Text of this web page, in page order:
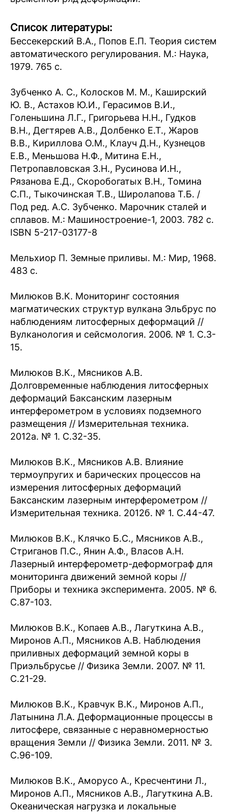
Список литературы:
Бессекерский В.А., Попов Е.П. Теория систем
автоматического регулирования. М.: Наука,
1979. 765 с.
Зубченко А. С., Колосков М. М., Каширский
Ю. В., Астахов Ю.И., Герасимов В.И.,
Голеньшина Л.Г., Григорьева Н.Н., Гудков
В.Н., Дегтярев А.В., Долбенко Е.Т., Жаров
В.В., Кириллова О.М., Клауч Д.Н., Кузнецов
Е.В., Меньшова Н.Ф., Митина Е.Н.,
Петропавловская З.Н., Русинова И.Н.,
Рязанова Е.Д., Скоробогатых В.Н., Томина
С.П., Тыкочинская Т.В., Широлапова Т.Б. /
Под ред. А.С. Зубченко. Марочник сталей и
сплавов. М.: Машиностроение-1, 2003. 782 с.
ISBN 5-217-03177-8
Мельхиор П. Земные приливы. М.: Мир, 1968.
483 с.
Милюков В.К. Мониторинг состояния
магматических структур вулкана Эльбрус по
наблюдениям литосферных деформаций //
Вулканология и сейсмология. 2006. № 1. С.3-
15.
Милюков В.К., Мясников А.В.
Долговременные наблюдения литосферных
деформаций Баксанским лазерным
интерферометром в условиях подземного
размещения // Измерительная техника.
2012а. № 1. С.32-35.
Милюков В.К., Мясников А.В. Влияние
термоупругих и барических процессов на
измерения литосферных деформаций
Баксанским лазерным интерферометром //
Измерительная техника. 2012б. № 1. С.44-47.
Милюков В.К., Клячко Б.С., Мясников А.В.,
Стриганов П.С., Янин А.Ф., Власов А.Н.
Лазерный интерферометр-деформограф для
мониторинга движений земной коры //
Приборы и техника эксперимента. 2005. № 6.
С.87-103.
Милюков В.К., Копаев А.В., Лагуткина А.В.,
Миронов А.П., Мясников А.В. Наблюдения
приливных деформаций земной коры в
Приэльбрусье // Физика Земли. 2007. № 11.
С.21-29.
Милюков В.К., Кравчук В.К., Миронов А.П.,
Латынина Л.А. Деформационные процессы в
литосфере, связанные с неравномерностью
вращения Земли // Физика Земли. 2011. № 3.
С.96-109.
Милюков В.К., Аморусо А., Кресчентини Л.,
Миронов А.П., Мясников А.В., Лагуткина А.В.
Океаническая нагрузка и локальные